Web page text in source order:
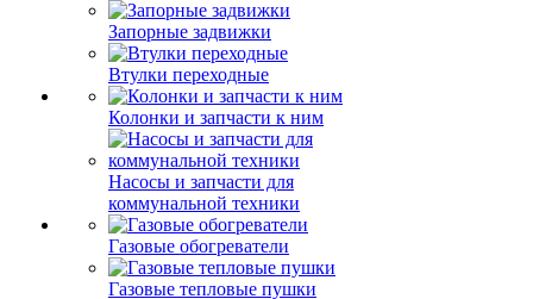
Запорные задвижки
Втулки переходные
Колонки и запчасти к ним
Насосы и запчасти для
коммунальной техники
Газовые обогреватели
Газовые тепловые пушки